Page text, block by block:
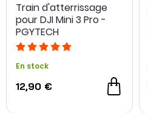
Train d'atterrissage
pour DJI Mini 3 Pro -
PGYTECH
En stock
12,90 €